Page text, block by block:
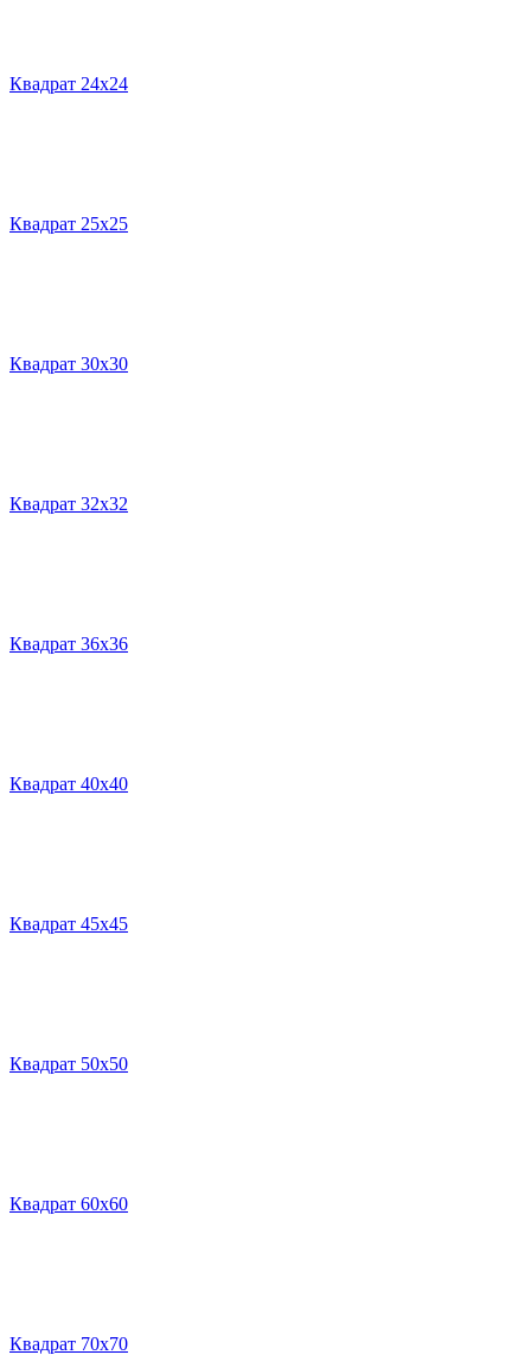
Квадрат 24х24
Квадрат 25х25
Квадрат 30х30
Квадрат 32х32
Квадрат 36х36
Квадрат 40х40
Квадрат 45х45
Квадрат 50х50
Квадрат 60х60
Квадрат 70х70